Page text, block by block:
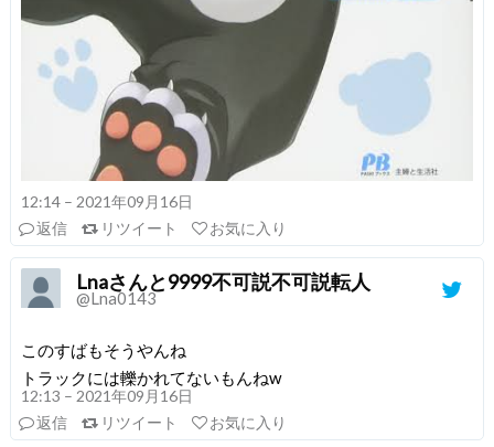
12:14 – 2021年09月16日
返信
リツイート お気に入り
Lnaさんと9999不可説不可説転人
@Lna0143
このすばもそうやんね
トラックには轢かれてないもんねw
12:13 – 2021年09月16日
返信
リツイート お気に入り